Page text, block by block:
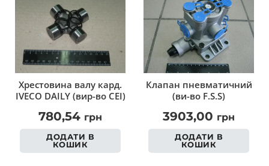
Хрестовина валу кард.
IVECO DAILY (вир-во CEI)
780,54 грн
ДОДАТИ В
КОШИК
Клапан пневматичний
(ви-во F.S.S)
3903,00 грн
ДОДАТИ В
КОШИК